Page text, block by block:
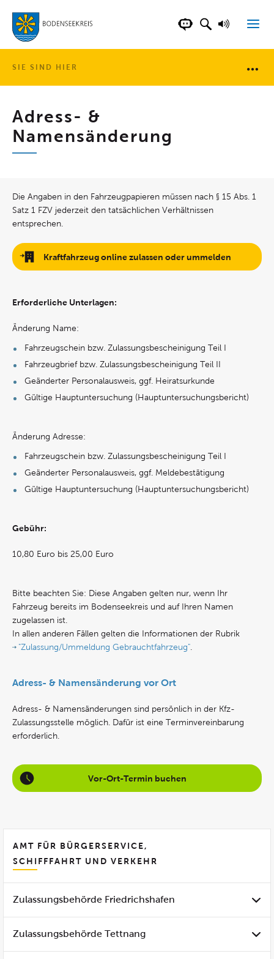
LANDKREISCHATBOT DER
SUCHFELD
SIE SIND HIER
Adress- &
Namensänderung
Die Angaben in den Fahrzeugpapieren müssen nach § 15 Abs. 1
Satz 1 FZV jederzeit den tatsächlichen Verhältnissen
entsprechen.
Kraftfahrzeug online zulassen oder ummelden
Erforderliche Unterlagen:
Änderung Name:
Fahrzeugschein bzw. Zulassungsbescheinigung Teil I
Fahrzeugbrief bzw. Zulassungsbescheinigung Teil II
Geänderter Personalausweis, ggf. Heiratsurkunde
Gültige Hauptuntersuchung (Hauptuntersuchungsbericht)
Änderung Adresse:
Fahrzeugschein bzw. Zulassungsbescheinigung Teil I
Geänderter Personalausweis, ggf. Meldebestätigung
Gültige Hauptuntersuchung (Hauptuntersuchungsbericht)
Gebühr:
10,80 Euro bis 25,00 Euro
Bitte beachten Sie: Diese Angaben gelten nur, wenn Ihr
Fahrzeug bereits im Bodenseekreis und auf Ihren Namen
zugelassen ist.
In allen anderen Fällen gelten die Informationen der Rubrik
"Zulassung/Ummeldung Gebrauchtfahrzeug".
Adress- & Namensänderung vor Ort
Adress- & Namensänderungen sind persönlich in der Kfz-
Zulassungsstelle möglich. Dafür ist eine Terminvereinbarung
erforderlich.
Vor-Ort-Termin buchen
AMT FÜR BÜRGERSERVICE,
SCHIFFFAHRT UND VERKEHR
Zulassungsbehörde Friedrichshafen
Zulassungsbehörde Tettnang